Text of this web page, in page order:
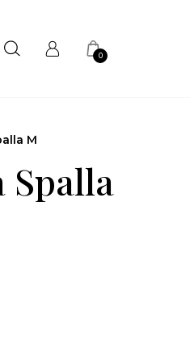
0
M
Spalla